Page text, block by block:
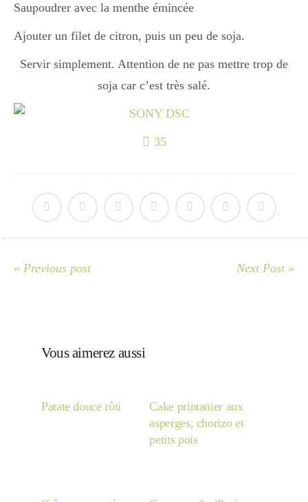
Saupoudrer avec la menthe émincée
Ajouter un filet de citron, puis un peu de soja.
Servir simplement. Attention de ne pas mettre trop de
soja car c’est très salé.
35
« Previous post Next Post »
Vous aimerez aussi
Patate douce rôti
Cake printanier aux
asperges, chorizo et
petits pois